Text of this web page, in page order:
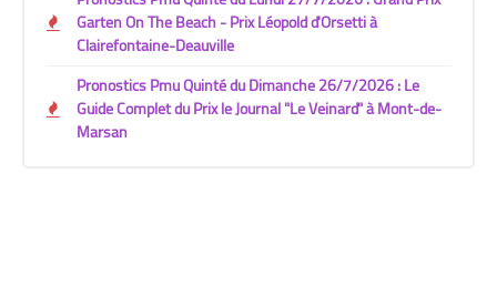
Garten On The Beach - Prix Léopold d'Orsetti à
Clairefontaine-Deauville
Pronostics Pmu Quinté du Dimanche 26/7/2026 : Le
Guide Complet du Prix le Journal "Le Veinard" à Mont-de-
Marsan